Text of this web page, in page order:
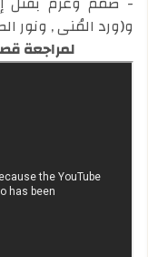
و(ورد المُنى , ونور
لمراجعة